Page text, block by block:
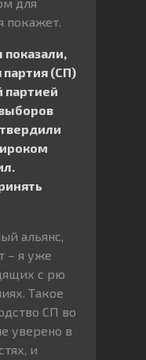
для
покажет.
партия (СП)
партией
альянс,
– я уже
с рю
Такое
СП во
уверено в
и